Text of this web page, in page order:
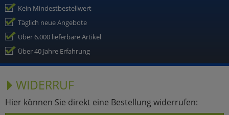
Kein Mindestbestellwert
Täglich neue Angebote
Über 6.000 lieferbare Artikel
Über 40 Jahre Erfahrung
WIDERRUF
Hier können Sie direkt eine Bestellung widerrufen: